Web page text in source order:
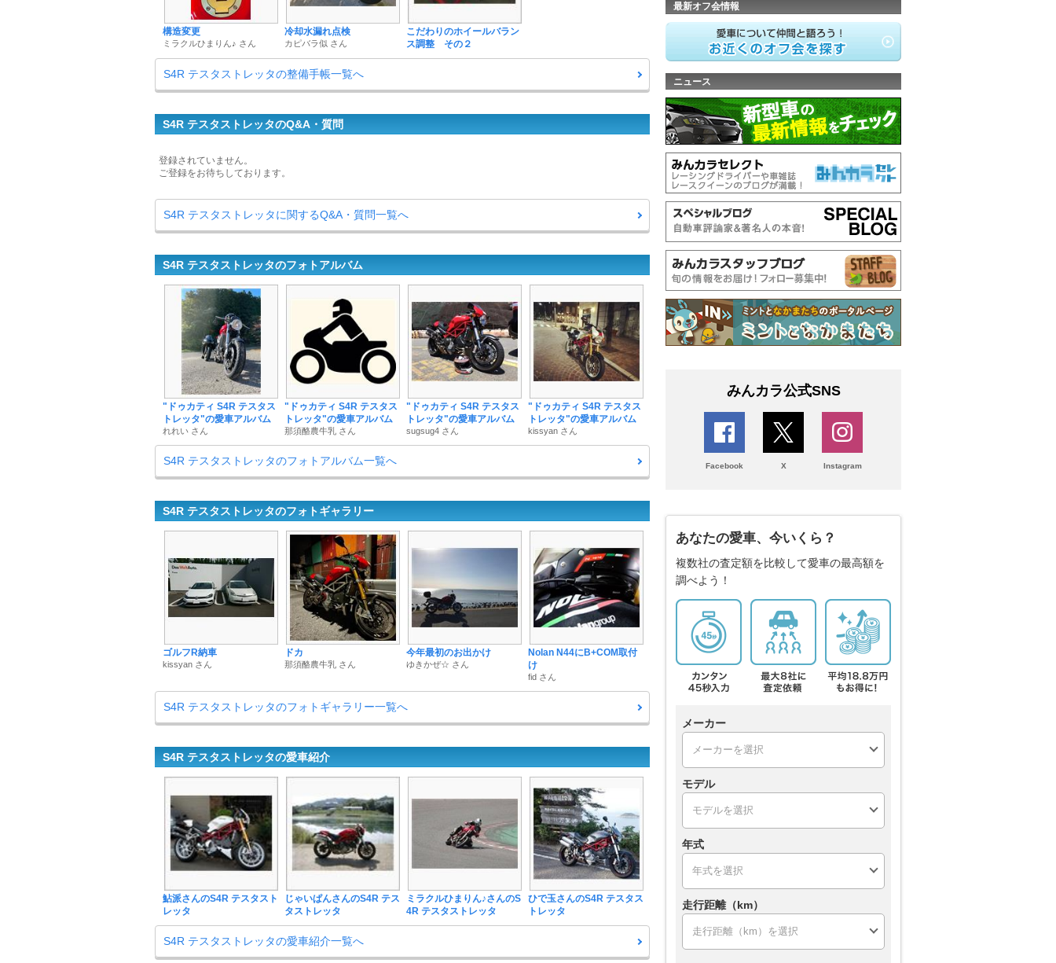
構造変更
ミラクルひまりん♪ さん
冷却水漏れ点検
カピバラ似 さん
こだわりのホイールバラン
ス調整 その２
S4R テスタストレッタの整備手帳一覧へ
S4R テスタストレッタのQ&A・質問
登録されていません。
ご登録をお待ちしております。
S4R テスタストレッタに関するQ&A・質問一覧へ
S4R テスタストレッタのフォトアルバム
"ドゥカティ S4R テスタス
トレッタ"の愛車アルバム
れれい さん
"ドゥカティ S4R テスタス
トレッタ"の愛車アルバム
那須酪農牛乳 さん
"ドゥカティ S4R テスタス
トレッタ"の愛車アルバム
sugsug4 さん
"ドゥカティ S4R テスタス
トレッタ"の愛車アルバム
kissyan さん
S4R テスタストレッタのフォトアルバム一覧へ
S4R テスタストレッタのフォトギャラリー
ゴルフR納車
kissyan さん
ドカ
那須酪農牛乳 さん
今年最初のお出かけ
ゆきかぜ☆ さん
Nolan N44にB+COM取付
け
fid さん
S4R テスタストレッタのフォトギャラリー一覧へ
S4R テスタストレッタの愛車紹介
鮎派さんのS4R テスタスト
レッタ
じゃいぱんさんのS4R テス
タストレッタ
ミラクルひまりん♪さんのS
4R テスタストレッタ
ひで玉さんのS4R テスタス
トレッタ
S4R テスタストレッタの愛車紹介一覧へ
最新オフ会情報
ニュース
みんカラ公式SNS
Facebook X Instagram
あなたの愛車、今いくら？
複数社の査定額を比較して愛車の最高額を
調べよう！
メーカー
モデル
年式
走行距離（km）